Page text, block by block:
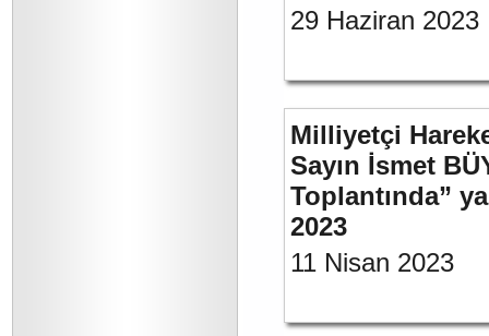
29 Haziran 2023
Milliyetçi
Sayın İsmet
Toplantında”
2023
11 Nisan 2023